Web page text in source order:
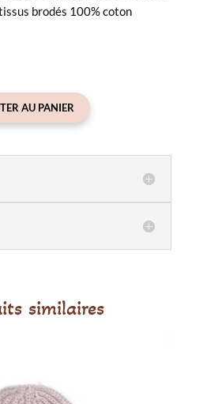
brodés 100% coton
AU PANIER
similaires